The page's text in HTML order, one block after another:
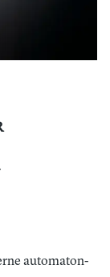
automaton-